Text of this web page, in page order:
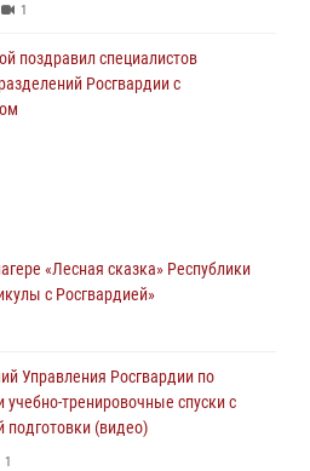
1
поздравил специалистов
Росгвардии с
Новгороде (видео)
1
участие в военно-спортивном
охраны Управления Росгвардии
участие в учебно-методическом
«Лесная сказка» Республики
с Росгвардией»
Управления Росгвардии по
тренировочные спуски с
подготовки (видео)
1